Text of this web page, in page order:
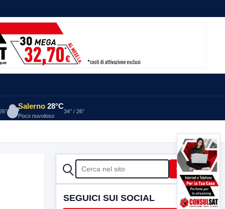
Salerno 28°C
Poco nuvoloso
34° / 26°
CERCA Cerca
SEGUICI SUI SOCIAL